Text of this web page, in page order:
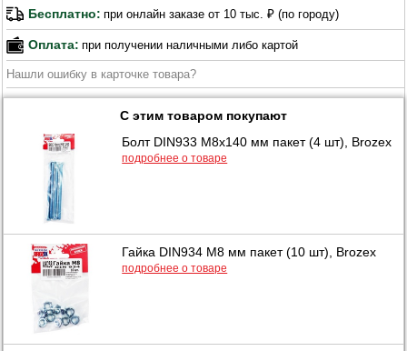
Бесплатно: при онлайн заказе от 10 тыс. ₽ (по городу)
Оплата: при получении наличными либо картой
Нашли ошибку в карточке товара?
С этим товаром покупают
Болт DIN933 М8х140 мм пакет (4 шт), Brozex
подробнее о товаре
Гайка DIN934 М8 мм пакет (10 шт), Brozex
подробнее о товаре